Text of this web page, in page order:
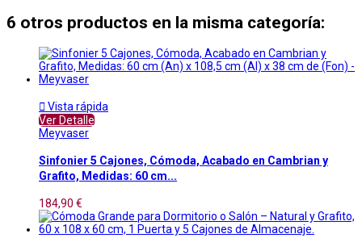
6 otros productos en la misma categoría:
 Vista rápida
Ver Detalle
Meyvaser
Sinfonier 5 Cajones, Cómoda, Acabado en Cambrian y
Grafito, Medidas: 60 cm...
184,90 €